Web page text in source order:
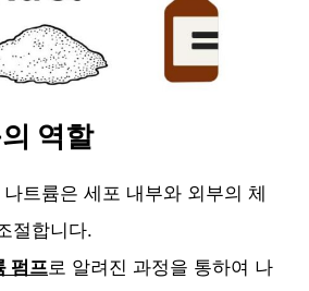
역할
나트륨은 세포 내부와 외부의 체
절합니다.
펌프로 알려진 과정을 통하여 나